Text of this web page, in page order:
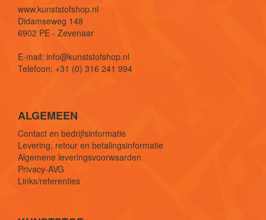
www.kunststofshop.nl
Didamseweg 148
6902 PE - Zevenaar
E-mail: info@kunststofshop.nl
Telefoon: +31 (0) 316 241 994
ALGEMEEN
Contact en bedrijfsinformatie
Levering, retour en betalingsinformatie
Algemene leveringsvoorwaarden
Privacy-AVG
Links/referenties